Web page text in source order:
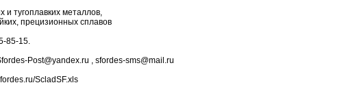
и тугоплавких металлов,
прецизионных сплавов
85-15.
Post@yandex.ru , sfordes-sms@mail.ru
ScladSF.xls